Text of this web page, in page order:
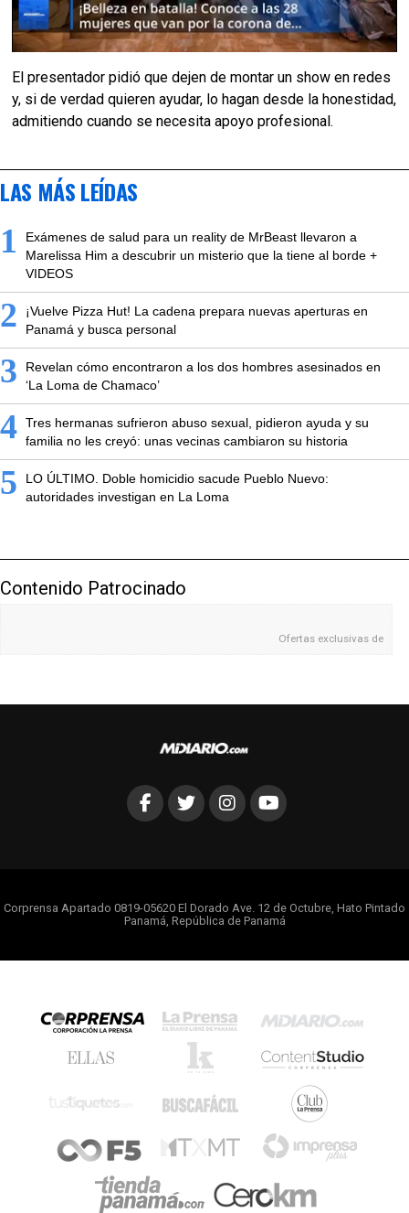
El presentador pidió que dejen de montar un show en redes
y, si de verdad quieren ayudar, lo hagan desde la honestidad,
admitiendo cuando se necesita apoyo profesional.
LAS MÁS LEÍDAS
1
Exámenes de salud para un reality de MrBeast llevaron a
Marelissa Him a descubrir un misterio que la tiene al borde +
VIDEOS
2
¡Vuelve Pizza Hut! La cadena prepara nuevas aperturas en
Panamá y busca personal
3
Revelan cómo encontraron a los dos hombres asesinados en
‘La Loma de Chamaco’
4 Tres hermanas sufrieron abuso sexual, pidieron ayuda y su
familia no les creyó: unas vecinas cambiaron su historia
5
LO ÚLTIMO. Doble homicidio sacude Pueblo Nuevo:
autoridades investigan en La Loma
Contenido Patrocinado
Ofertas exclusivas de
Corprensa Apartado 0819-05620 El Dorado Ave. 12 de Octubre, Hato Pintado
Panamá, República de Panamá